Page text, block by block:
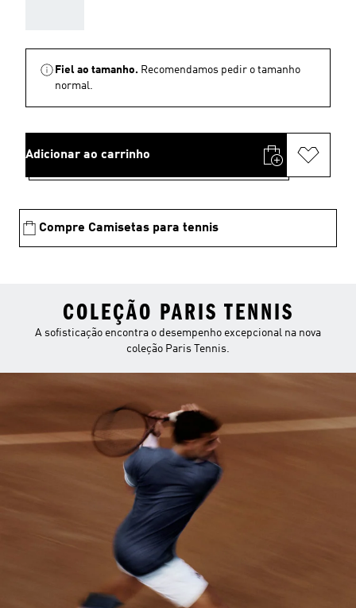
Fiel ao tamanho. Recomendamos pedir o tamanho
normal.
Adicionar ao carrinho
Compre Camisetas para tennis
COLEÇÃO PARIS TENNIS
A sofisticação encontra o desempenho excepcional na nova
coleção Paris Tennis.